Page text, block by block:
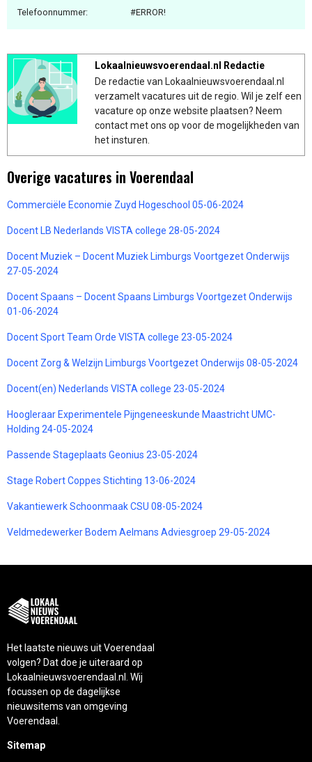
Telefoonnummer: #ERROR!
Lokaalnieuwsvoerendaal.nl Redactie
De redactie van Lokaalnieuwsvoerendaal.nl
verzamelt vacatures uit de regio. Wil je zelf een
vacature op onze website plaatsen? Neem
contact met ons op voor de mogelijkheden van
het insturen.
Overige vacatures in Voerendaal
Commerciële Economie Zuyd Hogeschool 05-06-2024
Docent LB Nederlands VISTA college 28-05-2024
Docent Muziek – Docent Muziek Limburgs Voortgezet Onderwijs
27-05-2024
Docent Spaans – Docent Spaans Limburgs Voortgezet Onderwijs
01-06-2024
Docent Sport Team Orde VISTA college 23-05-2024
Docent Zorg & Welzijn Limburgs Voortgezet Onderwijs 08-05-2024
Docent(en) Nederlands VISTA college 23-05-2024
Hoogleraar Experimentele Pijngeneeskunde Maastricht UMC-
Holding 24-05-2024
Passende Stageplaats Geonius 23-05-2024
Stage Robert Coppes Stichting 13-06-2024
Vakantiewerk Schoonmaak CSU 08-05-2024
Veldmedewerker Bodem Aelmans Adviesgroep 29-05-2024
Het laatste nieuws uit Voerendaal
volgen? Dat doe je uiteraard op
Lokaalnieuwsvoerendaal.nl. Wij
focussen op de dagelijkse
nieuwsitems van omgeving
Voerendaal.
Sitemap